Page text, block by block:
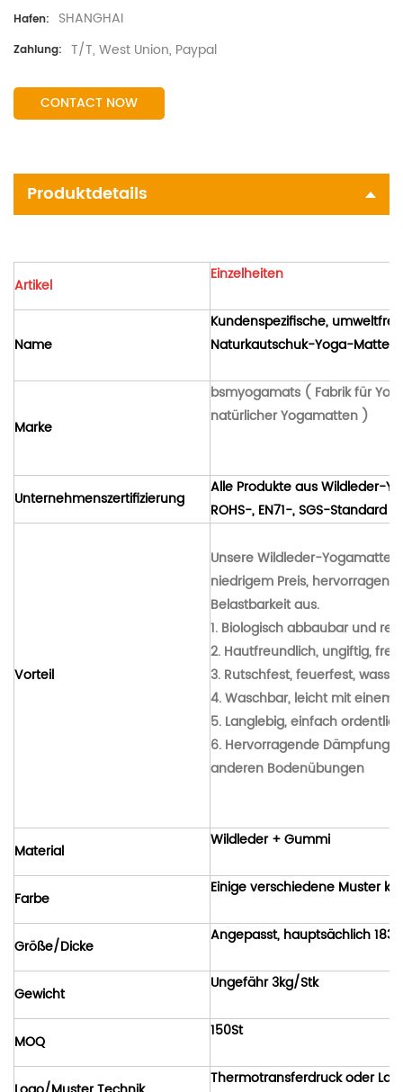
Hafen: SHANGHAI
Zahlung: T/T, West Union, Paypal
CONTACT NOW
Produktdetails
Artikel
Einzelheiten
Name
Kundenspezifische,
Naturkautschuk-Yoga-Matte
Marke
bsmyogamats ( Fabrik für
natürlicher Yogamatten )
Unternehmenszertifizierung
Alle Produkte aus Wildleder-
ROHS-, EN71-, SGS-Standard
Vorteil
Unsere Wildleder-Yogamatte
niedrigem Preis,
Belastbarkeit aus.
1. Biologisch abbaubar und
2. Hautfreundlich, ungiftig,
3. Rutschfest, feuerfest,
4. Waschbar, leicht mit einem
5. Langlebig, einfach
6. Hervorragende Dämpfung
anderen Bodenübungen
Material
Wildleder+ Gummi
Farbe
Einige verschiedene Muster
Größe/Dicke
Angepasst, hauptsächlich 183
Gewicht
Ungefähr 3kg/Stk
MOQ
150St
Thermotransferdruck oder